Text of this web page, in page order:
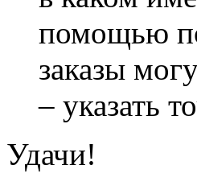
помощью
заказы
– указать
Удачи!